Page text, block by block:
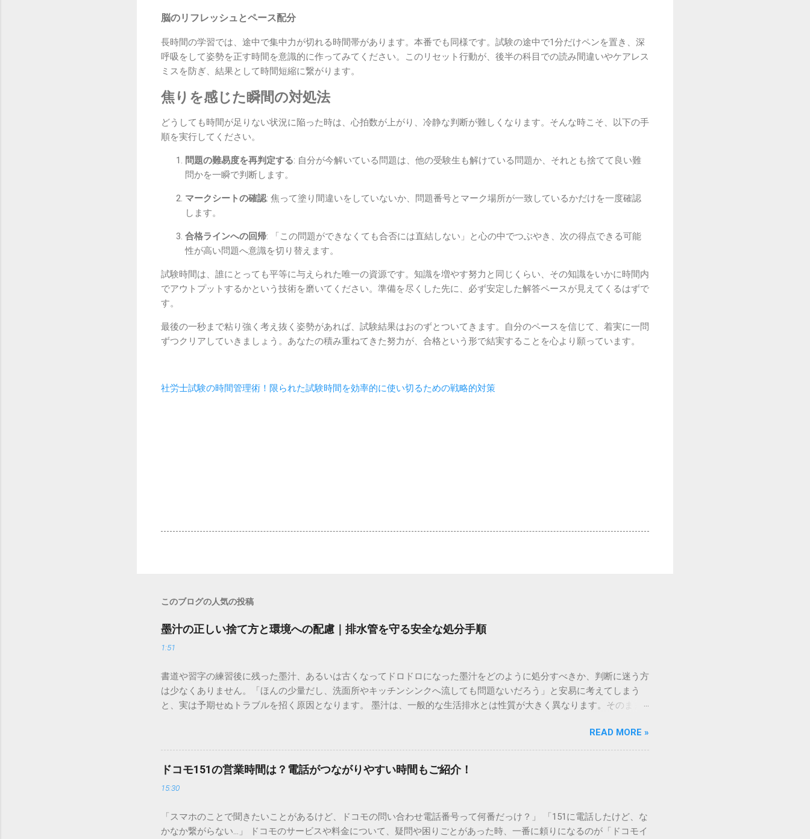
脳のリフレッシュとペース配分
長時間の学習では、途中で集中力が切れる時間帯があります。本番でも同様です。試験の途中で1分だけペンを置き、深
呼吸をして姿勢を正す時間を意識的に作ってみてください。このリセット行動が、後半の科目での読み間違いやケアレス
ミスを防ぎ、結果として時間短縮に繋がります。
焦りを感じた瞬間の対処法
どうしても時間が足りない状況に陥った時は、心拍数が上がり、冷静な判断が難しくなります。そんな時こそ、以下の手
順を実行してください。
問題の難易度を再判定する: 自分が今解いている問題は、他の受験生も解けている問題か、それとも捨てて良い難
問かを一瞬で判断します。
マークシートの確認: 焦って塗り間違いをしていないか、問題番号とマーク場所が一致しているかだけを一度確認
します。
合格ラインへの回帰: 「この問題ができなくても合否には直結しない」と心の中でつぶやき、次の得点できる可能
性が高い問題へ意識を切り替えます。
試験時間は、誰にとっても平等に与えられた唯一の資源です。知識を増やす努力と同じくらい、その知識をいかに時間内
でアウトプットするかという技術を磨いてください。準備を尽くした先に、必ず安定した解答ペースが見えてくるはずで
す。
最後の一秒まで粘り強く考え抜く姿勢があれば、試験結果はおのずとついてきます。自分のペースを信じて、着実に一問
ずつクリアしていきましょう。あなたの積み重ねてきた努力が、合格という形で結実することを心より願っています。
社労士試験の時間管理術！限られた試験時間を効率的に使い切るための戦略的対策
このブログの人気の投稿
墨汁の正しい捨て方と環境への配慮｜排水管を守る安全な処分手順
1:51
書道や習字の練習後に残った墨汁、あるいは古くなってドロドロになった墨汁をどのように処分すべきか、判断に迷う方
は少なくありません。「ほんの少量だし、洗面所やキッチンシンクへ流しても問題ないだろう」と安易に考えてしまう
と、実は予期せぬトラブルを招く原因となります。 墨汁は、一般的な生活排水とは性質が大きく異なります。そのまま
は、墨汁を安全かつ環境に優しい方法で処分するための手順と、容器を適切に分別する方法を徹底解説します。 墨汁を
「排水口に流してはいけない」3つの理由 墨汁の主成分は「煤（すす）」と「膠（にかわ）」、そして水です。これらは
非常に微細かつ独特の粘性を持っているため、下水処理や配管維持の観点から以下の問題が発生します。 1. 環境への深
刻な負荷 墨汁に含まれる煤の粒子は極めて微細です。現代の排水処理施設であっても、これらの微粒子を完全に分解・
除去することは容易ではありません。大量に流し続けると河川や海まで到達し、水質の濁りや生態系へ悪影響を及ぼすリ
質があります。排水管内で墨汁が冷えて付着すると、管の通り道を狭め、深刻な詰まりを引き起こします。特に築年数が
経過した住宅では配管トラブルが起きやすく、修理費用が高額になるケースも珍しくありません。 3. 頑固なシミと汚れ
READ MORE »
ドコモ151の営業時間は？電話がつながりやすい時間もご紹介！
15:30
「スマホのことで聞きたいことがあるけど、ドコモの問い合わせ電話番号って何番だっけ？」 「151に電話したけど、な
かなか繋がらない…」 ドコモのサービスや料金について、疑問や困りごとがあった時、一番に頼りになるのが「ドコモイ